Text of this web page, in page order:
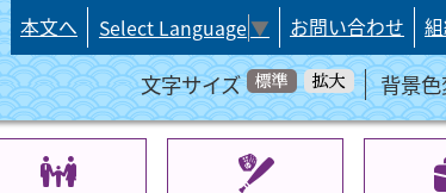
本文へ Select Language▼ お問い合わせ
文字サイズ 背景